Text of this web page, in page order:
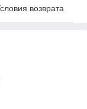
возврата